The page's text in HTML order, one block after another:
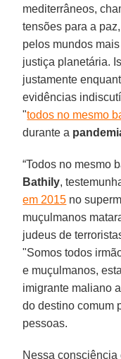
mediterrâneos,
tensões para a
pelos mundos
justiça planetária.
justamente
evidências
"todos no mesmo
durante a
“Todos no mesmo
Bathily,
em 2015 no
muçulmanos
judeus de
"Somos todos
e muçulmanos,
imigrante maliano
do destino comum
pessoas.
Nessa consciência